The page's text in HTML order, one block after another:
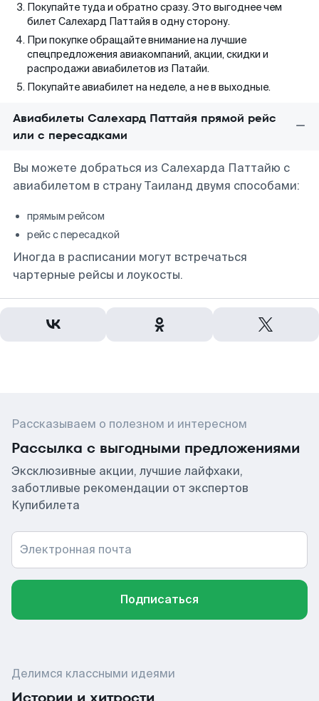
Покупайте туда и обратно сразу. Это выгоднее чем
билет Салехард Паттайя в одну сторону.
При покупке обращайте внимание на лучшие
спецпредложения авиакомпаний, акции, скидки и
распродажи авиабилетов из Патайи.
Покупайте авиабилет на неделе, а не в выходные.
Авиабилеты Салехард Паттайя прямой рейс
или с пересадками
Вы можете добраться из Салехарда Паттайю с
авиабилетом в страну Таиланд двумя способами:
прямым рейсом
рейс с пересадкой
Иногда в расписании могут встречаться
чартерные рейсы и лоукосты.
Рассказываем о полезном и интересном
Рассылка с выгодными предложениями
Эксклюзивные акции, лучшие лайфхаки,
заботливые рекомендации от экспертов
Купибилета
Электронная почта
Подписаться
Делимся классными идеями